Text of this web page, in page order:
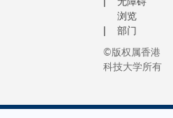
浏览
部门
©版权属香港
科技大学所有